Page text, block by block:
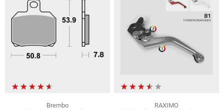
Brembo
RAXIMO